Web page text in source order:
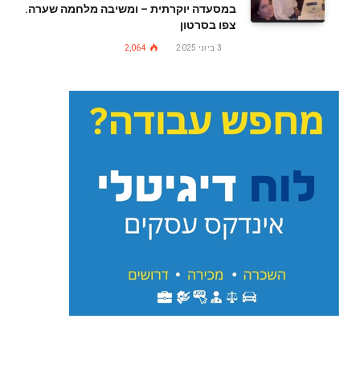
במסעדה יוקרתית – ומשיבה מלחמה שערה.
צפו בסרטון
3 ביוני 2025 2,064